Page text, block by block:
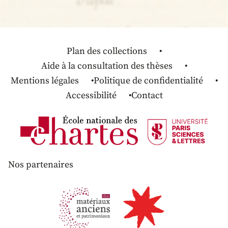
Plan des collections
Aide à la consultation des thèses
Mentions légales
Politique de confidentialité
Accessibilité
Contact
Nos partenaires